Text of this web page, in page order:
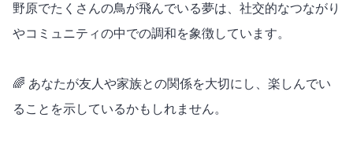
野原でたくさんの鳥が飛んでいる夢は、社交的なつながり
やコミュニティの中での調和を象徴しています。
🌈 あなたが友人や家族との関係を大切にし、楽しんでい
ることを示しているかもしれません。